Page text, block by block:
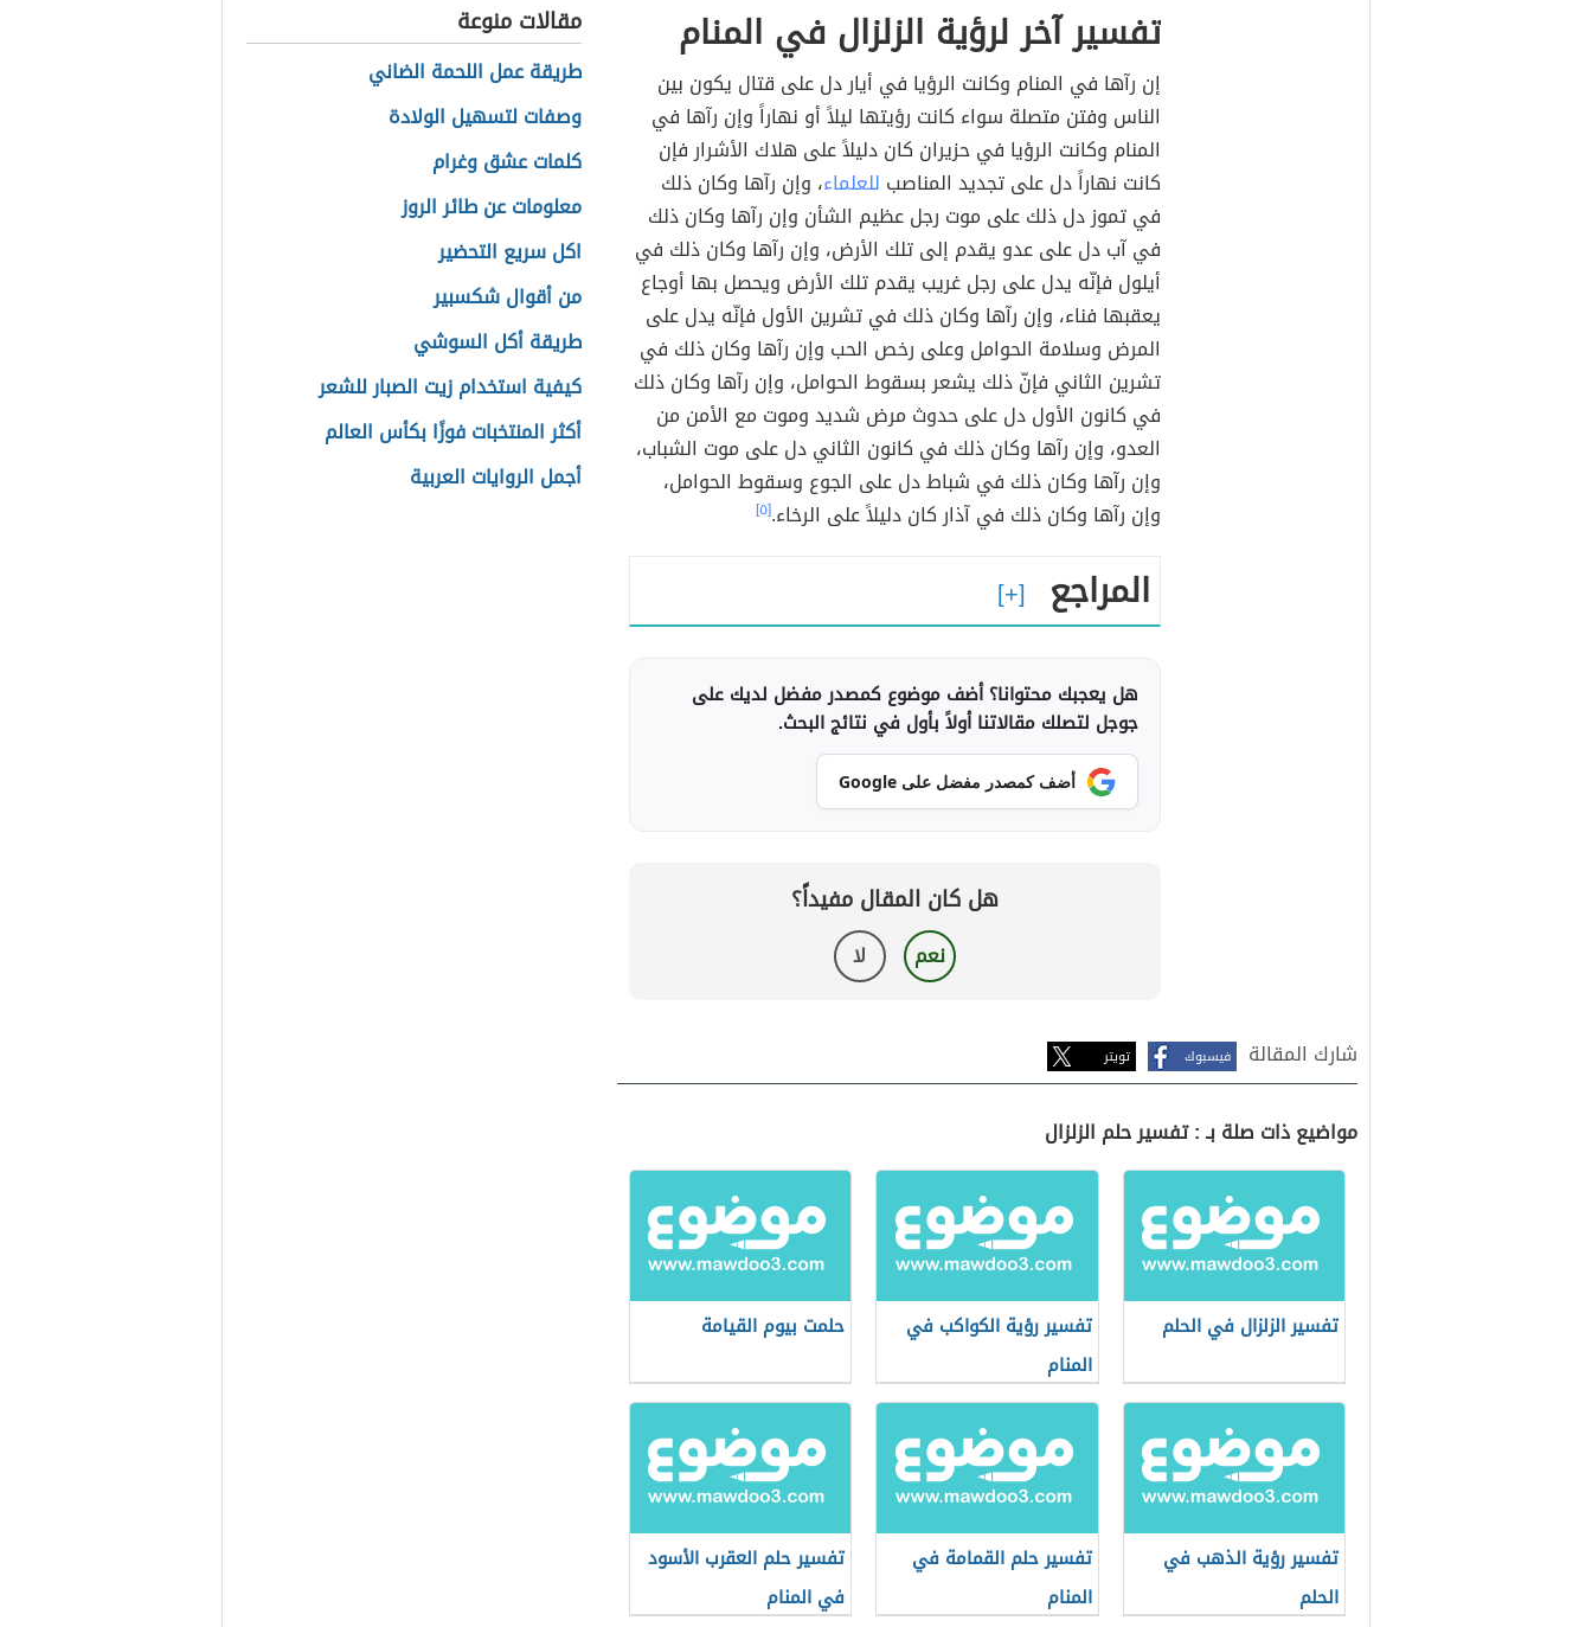
تفسير آخر لرؤية الزلزال في المنام
إن رآها في المنام وكانت الرؤيا في أيار دل على قتال يكون بين
الناس وفتن متصلة سواء كانت رؤيتها ليلاً أو نهاراً وإن رآها في
المنام وكانت الرؤيا في حزيران كان دليلاً على هلاك الأشرار فإن
كانت نهاراً دل على تجديد المناصب للعلماء، وإن رآها وكان ذلك
في تموز دل ذلك على موت رجل عظيم الشأن وإن رآها وكان ذلك
في آب دل على عدو يقدم إلى تلك الأرض، وإن رآها وكان ذلك في
أيلول فإنّه يدل على رجل غريب يقدم تلك الأرض ويحصل بها أوجاع
يعقبها فناء، وإن رآها وكان ذلك في تشرين الأول فإنّه يدل على
المرض وسلامة الحوامل وعلى رخص الحب وإن رآها وكان ذلك في
تشرين الثاني فإنّ ذلك يشعر بسقوط الحوامل، وإن رآها وكان ذلك
في كانون الأول دل على حدوث مرض شديد وموت مع الأمن من
العدو، وإن رآها وكان ذلك في كانون الثاني دل على موت الشباب،
وإن رآها وكان ذلك في شباط دل على الجوع وسقوط الحوامل،
وإن رآها وكان ذلك في آذار كان دليلاً على الرخاء.[٥]
المراجع
هل يعجبك محتوانا؟ أضف موضوع كمصدر مفضل لديك على
جوجل لتصلك مقالاتنا أولاً بأول في نتائج البحث.
أضف كمصدر مفضل على Google
هل كان المقال مفيداً؟
نعم لا
شارك المقالة فيسبوك تويتر
مواضيع ذات صلة بـ : تفسير حلم الزلزال
تفسير الزلزال في الحلم
تفسير رؤية الكواكب في
المنام
حلمت بيوم القيامة
تفسير رؤية الذهب في
الحلم
تفسير حلم القمامة في
المنام
تفسير حلم العقرب الأسود
في المنام
مقالات منوعة
طريقة عمل اللحمة الضاني
وصفات لتسهيل الولادة
كلمات عشق وغرام
معلومات عن طائر الروز
اكل سريع التحضير
من أقوال شكسبير
طريقة أكل السوشي
كيفية استخدام زيت الصبار للشعر
أكثر المنتخبات فوزًا بكأس العالم
أجمل الروايات العربية